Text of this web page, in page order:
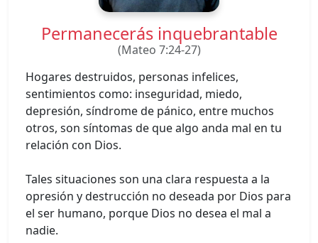
Permanecerás inquebrantable
(Mateo 7:24-27)
Hogares destruidos, personas infelices,
sentimientos como: inseguridad, miedo,
depresión, síndrome de pánico, entre muchos
otros, son síntomas de que algo anda mal en tu
relación con Dios.
Tales situaciones son una clara respuesta a la
opresión y destrucción no deseada por Dios para
el ser humano, porque Dios no desea el mal a
nadie.